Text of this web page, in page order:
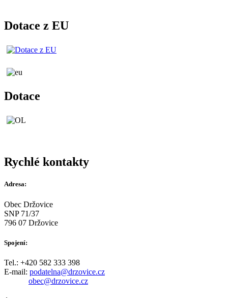
Dotace z EU
Dotace
Rychlé kontakty
Adresa:
Obec Držovice
SNP 71/37
796 07 Držovice
Spojení:
Tel.: +420 582 333 398
E-mail: podatelna@drzovice.cz
obec@drzovice.cz